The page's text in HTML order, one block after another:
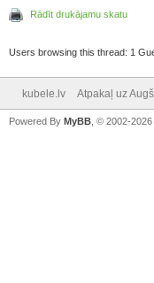
Rādīt drukājamu skatu
Users browsing this thread: 1
kubele.lv Atpakaļ uz
Powered By MyBB , © 2002-2026